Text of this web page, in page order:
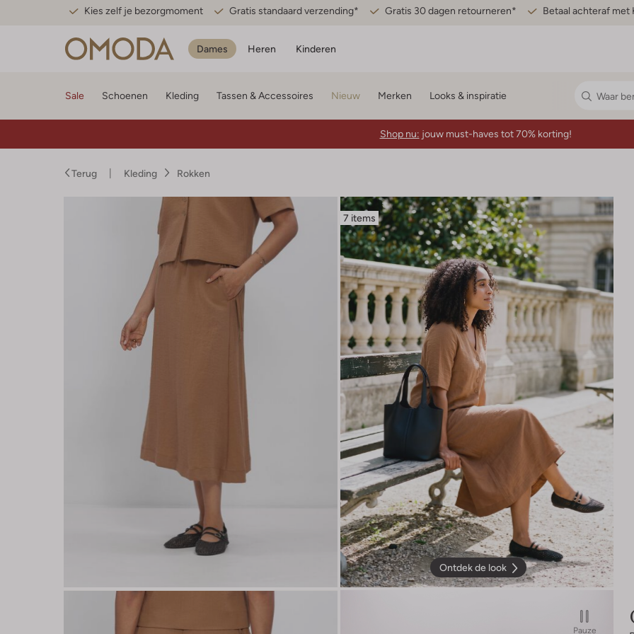
Kies zelf je bezorgmoment Gratis standaard verzending* Gratis 30 dagen retourneren* Betaal achteraf met
Dames Heren Kinderen
Sale Schoenen Kleding Tassen & Accessoires Nieuw Merken Looks & inspiratie
Shop nu: jouw must-haves tot 70% korting!
Terug Kleding Rokken
7 items
Ontdek de look
Pauze